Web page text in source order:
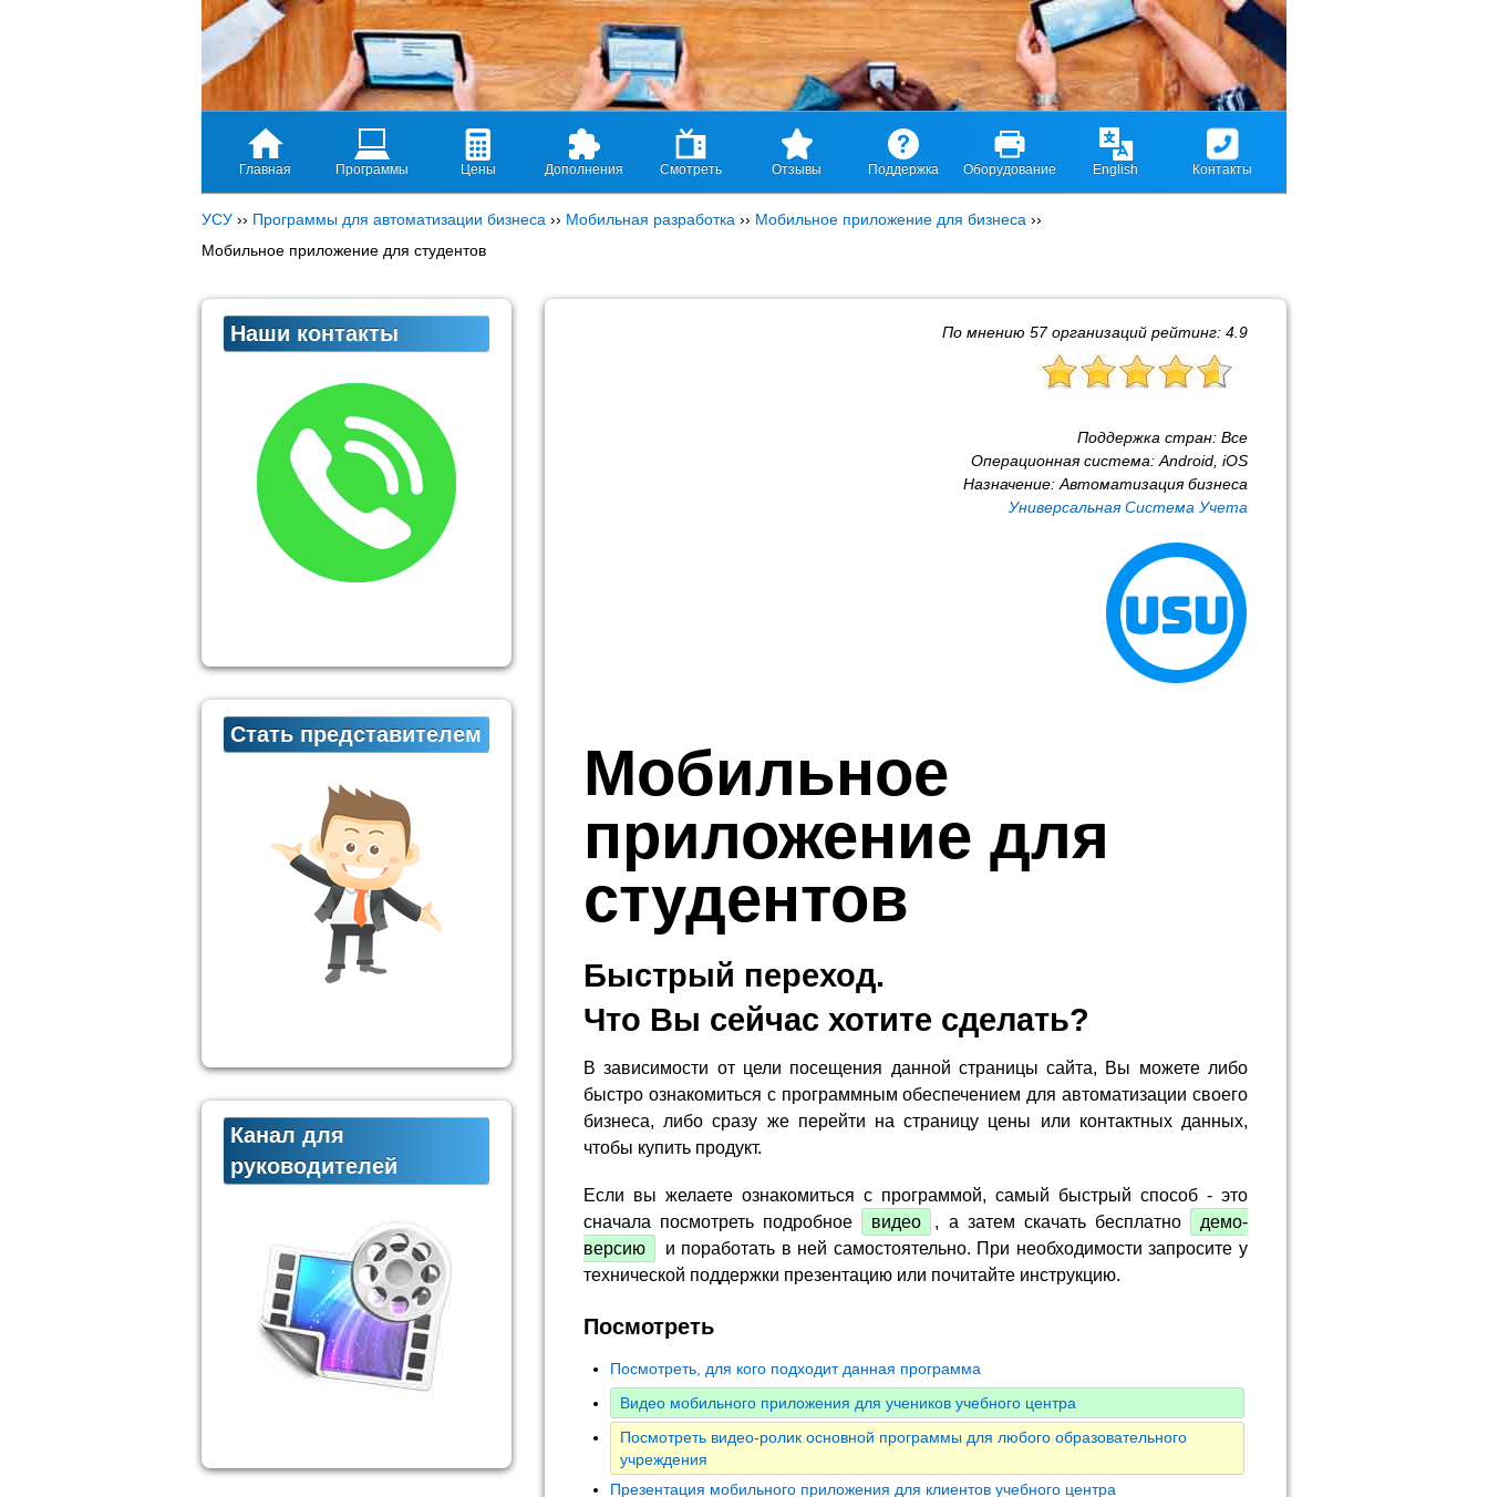
Главная Программы Цены Дополнения Смотреть Отзывы Поддержка Оборудование English Контакты
УСУ ›› Программы для автоматизации бизнеса ›› Мобильная разработка ›› Мобильное приложение для бизнеса ››
Мобильное приложение для студентов
По мнению 57организаций рейтинг: 4.9
Поддержка стран: Все
Операционная система: Android, iOS
Назначение: Автоматизация бизнеса
Универсальная Система Учета
Мобильное
приложение для
студентов
Быстрый переход.
Что Вы сейчас хотите сделать?
В зависимости от цели посещения данной страницы сайта, Вы можете либо
быстро ознакомиться с программным обеспечением для автоматизации своего
бизнеса, либо сразу же перейти на страницу цены или контактных данных,
чтобы купить продукт.
Если вы желаете ознакомиться с программой, самый быстрый способ - это
сначала посмотреть подробное
видео , а затем скачать бесплатно
демо-
версию
и поработать в ней самостоятельно. При необходимости запросите у
технической поддержки презентацию или почитайте инструкцию.
Посмотреть
Посмотреть, для кого подходит данная программа
Видео мобильного приложения для учеников учебного центра
Посмотреть видео-ролик основной программы для любого образовательного
учреждения
Презентация мобильного приложения для клиентов учебного центра
Наши контакты
Стать представителем
Канал для
руководителей